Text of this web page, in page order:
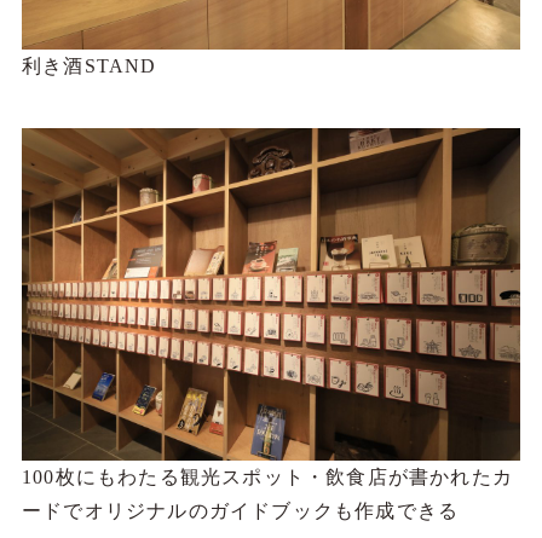
利き酒STAND
100枚にもわたる観光スポット・飲食店が書かれたカ
ードでオリジナルのガイドブックも作成できる